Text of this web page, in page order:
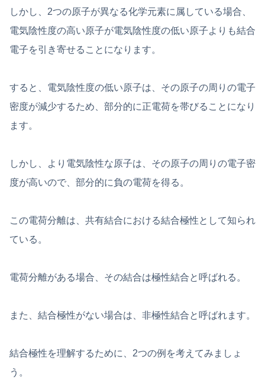
しかし、2つの原子が異なる化学元素に属している場合、
電気陰性度の高い原子が電気陰性度の低い原子よりも結合
電子を引き寄せることになります。
すると、電気陰性度の低い原子は、その原子の周りの電子
密度が減少するため、部分的に正電荷を帯びることになり
ます。
しかし、より電気陰性な原子は、その原子の周りの電子密
度が高いので、部分的に負の電荷を得る。
この電荷分離は、共有結合における結合極性として知られ
ている。
電荷分離がある場合、その結合は極性結合と呼ばれる。
また、結合極性がない場合は、非極性結合と呼ばれます。
結合極性を理解するために、2つの例を考えてみましょ
う。